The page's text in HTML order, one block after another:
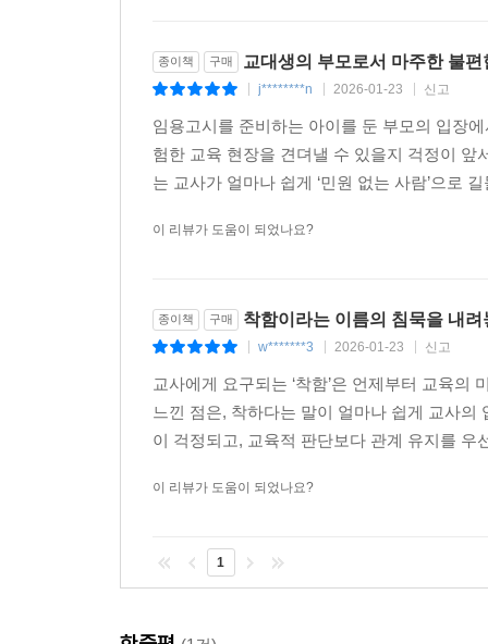
종이책 구매 교대생의 부모로서 마주한 불편
j********n 2026-01-23 신고
임용고시를 준비하는 아이를 둔 부모의 입장
험한 교육 현장을 견뎌낼 수 있을지 걱정이
는 교사가 얼마나 쉽게 ‘민원 없는 사람’으로
이 리뷰가 도움이 되었나요?
종이책 구매 착함이라는 이름의 침묵을 내려
w*******3 2026-01-23 신고
교사에게 요구되는 ‘착함’은 언제부터 교육
느낀 점은, 착하다는 말이 얼마나 쉽게 교사
이 걱정되고, 교육적 판단보다 관계 유지를
이 리뷰가 도움이 되었나요?
1